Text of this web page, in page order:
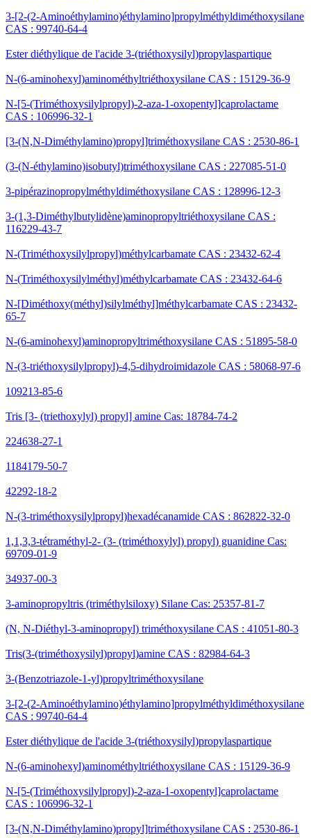
3-[2-(2-Aminoéthylamino)éthylamino]propylméthyldiméthoxysilane
CAS : 99740-64-4
Ester diéthylique de l'acide 3-(triéthoxysilyl)propylaspartique
N-(6-aminohexyl)aminométhyltriéthoxysilane CAS : 15129-36-9
N-[5-(Triméthoxysilylpropyl)-2-aza-1-oxopentyl]caprolactame
CAS : 106996-32-1
[3-(N,N-Diméthylamino)propyl]triméthoxysilane CAS : 2530-86-1
(3-(N-éthylamino)isobutyl)triméthoxysilane CAS : 227085-51-0
3-pipérazinopropylméthyldiméthoxysilane CAS : 128996-12-3
3-(1,3-Diméthylbutylidène)aminopropyltriéthoxysilane CAS :
116229-43-7
N-(Triméthoxysilylpropyl)méthylcarbamate CAS : 23432-62-4
N-(Triméthoxysilylméthyl)méthylcarbamate CAS : 23432-64-6
N-[Diméthoxy(méthyl)silylméthyl]méthylcarbamate CAS : 23432-
65-7
N-(6-aminohexyl)aminopropyltriméthoxysilane CAS : 51895-58-0
N-(3-triéthoxysilylpropyl)-4,5-dihydroimidazole CAS : 58068-97-6
109213-85-6
Tris [3- (triethoxylyl) propyl] amine Cas: 18784-74-2
224638-27-1
1184179-50-7
42292-18-2
N-(3-triméthoxysilylpropyl)hexadécanamide CAS : 862822-32-0
1,1,3,3-tétraméthyl-2- (3- (triméthoxylyl) propyl) guanidine Cas:
69709-01-9
34937-00-3
3-aminopropyltris (triméthylsiloxy) Silane Cas: 25357-81-7
(N, N-Diéthyl-3-aminopropyl) triméthoxysilane CAS : 41051-80-3
Tris(3-(triméthoxysilyl)propyl)amine CAS : 82984-64-3
3-(Benzotriazole-1-yl)propyltriméthoxysilane
3-[2-(2-Aminoéthylamino)éthylamino]propylméthyldiméthoxysilane
CAS : 99740-64-4
Ester diéthylique de l'acide 3-(triéthoxysilyl)propylaspartique
N-(6-aminohexyl)aminométhyltriéthoxysilane CAS : 15129-36-9
N-[5-(Triméthoxysilylpropyl)-2-aza-1-oxopentyl]caprolactame
CAS : 106996-32-1
[3-(N,N-Diméthylamino)propyl]triméthoxysilane CAS : 2530-86-1